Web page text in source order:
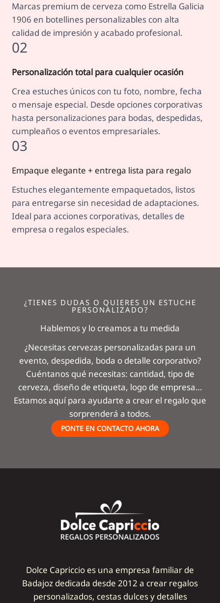
Marcas premium de cerveza como Estrella Galicia
1906 en botellines personalizables con alta
calidad de impresión y acabado profesional.
02
Personalización total para cualquier ocasión
Crea estuches únicos con tu foto, nombre, fecha
o mensaje especial. Desde opciones corporativas
hasta personalizaciones para bodas, despedidas,
cumpleaños o eventos empresariales.
03
Empaque elegante + entrega lista para regalo
Estuches elegantemente empaquetados, listos
para entregarse sin necesidad de adaptaciones.
Ideal para acciones corporativas, detalles de
empresa o regalos especiales.
¿TIENES DUDAS O QUIERES UN ESTUCHE
PERSONALIZADO?
Hablemos y lo creamos a tu medida
¿Necesitas cervezas personalizadas para un
evento, despedida, boda o detalle corporativo?
Cuéntanos qué necesitas: cantidad, tipo de
cerveza, diseño de etiqueta, logo de empresa…
Estamos aquí para ayudarte a crear el regalo que
sorprenderá a todos.
PONTE EN CONTACTO AHORA
Dolce Capriccio es una empresa familiar de
Badajoz dedicada desde 2012 a crear regalos
personalizados, cestas dulces y detalles